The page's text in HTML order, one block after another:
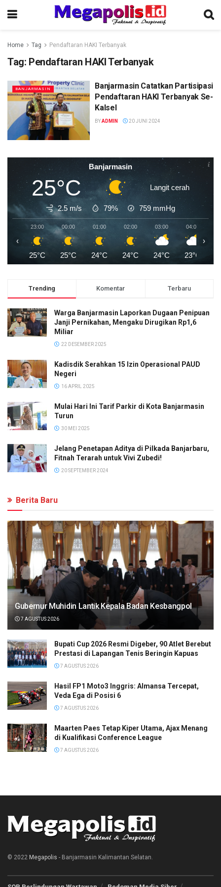
Home Tag Pendaftaran HAKI Terbanyak
Tag: Pendaftaran HAKI Terbanyak
BANJARMASIN
Banjarmasin Catatkan Partisipasi
Pendaftaran HAKI Terbanyak Se-
Kalsel
BYADMIN 20 JUNI 2024
Banjarmasin
25°C Langit cerah
2.5 m/s 79% 759 mmHg
23:00
25°C
00:00
25°C
01:00
24°C
02:00
24°C
03:00
24°C
04:00
23°C
‹ ›
Trending Komentar Terbaru
Warga Banjarmasin Laporkan Dugaan Penipuan
Janji Pernikahan, Mengaku Dirugikan Rp1,6
Miliar
22 DESEMBER 2025
Kadisdik Serahkan 15 Izin Operasional PAUD
Negeri
16 APRIL 2025
Mulai Hari Ini Tarif Parkir di Kota Banjarmasin
Turun
30 MEI 2025
Jelang Penetapan Aditya di Pilkada Banjarbaru,
Fitnah Terarah untuk Vivi Zubedi!
20 SEPTEMBER 2024
Berita Baru
Gubernur Muhidin Lantik Kepala Badan Kesbangpol
7 AGUSTUS 2026
Bupati Cup 2026 Resmi Digeber, 90 Atlet Berebut
Prestasi di Lapangan Tenis Beringin Kapuas
7 AGUSTUS 2026
Hasil FP1 Moto3 Inggris: Almansa Tercepat,
Veda Ega di Posisi 6
7 AGUSTUS 2026
Maarten Paes Tetap Kiper Utama, Ajax Menang
di Kualifikasi Conference League
7 AGUSTUS 2026
© 2022 Megapolis - Banjarmasin Kalimantan Selatan.